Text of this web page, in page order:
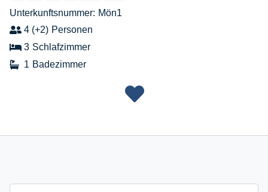
Unterkunftsnummer
Mön1
Personen
4 (+2)
Schlafzimmer
3
Badezimmer
1